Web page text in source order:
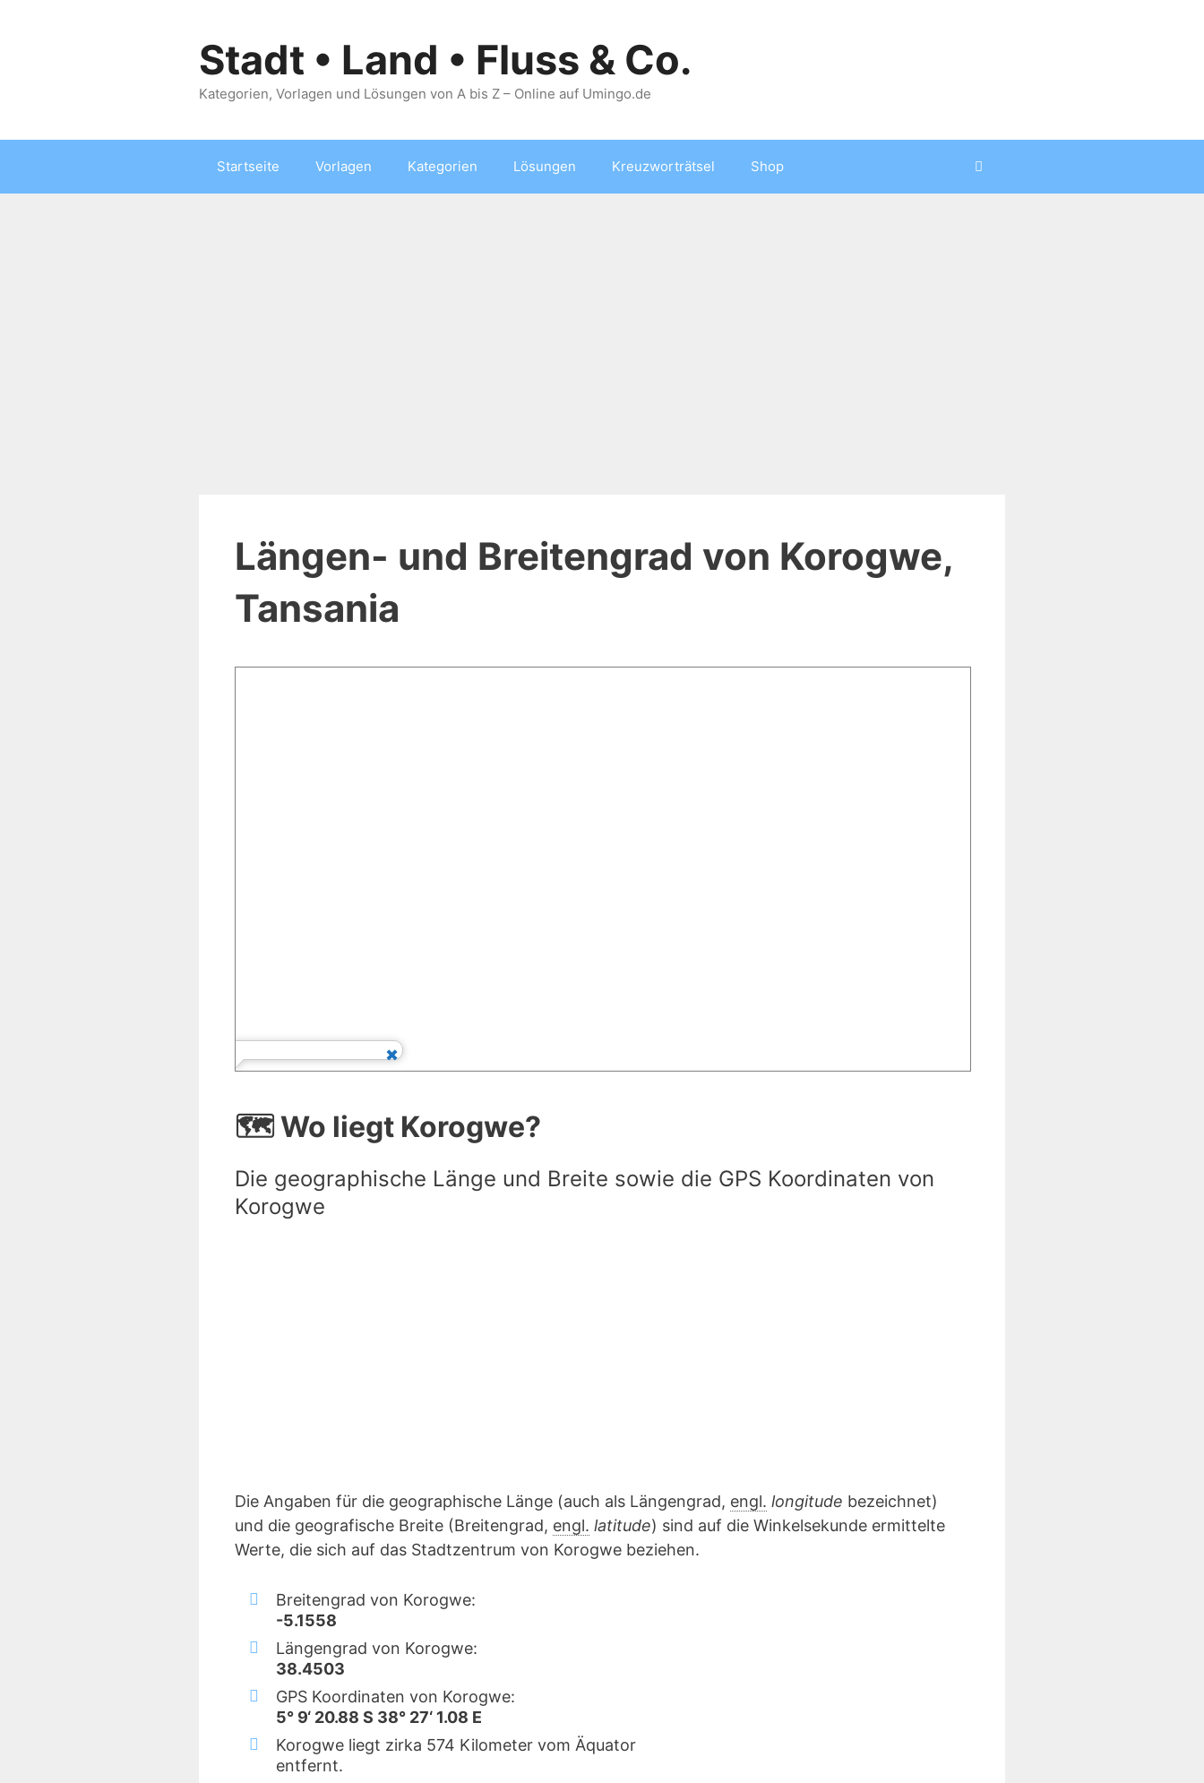
Stadt • Land • Fluss & Co.
Kategorien, Vorlagen und Lösungen von A bis Z – Online auf Umingo.de
Startseite Vorlagen Kategorien Lösungen Kreuzworträtsel Shop
Längen- und Breitengrad von Korogwe,
Tansania
🗺️ Wo liegt Korogwe?
Die geographische Länge und Breite sowie die GPS Koordinaten von
Korogwe
Die Angaben für die geographische Länge (auch als Längengrad, engl. longitude bezeichnet)
und die geografische Breite (Breitengrad, engl. latitude) sind auf die Winkelsekunde ermittelte
Werte, die sich auf das Stadtzentrum von Korogwe beziehen.
Breitengrad von Korogwe:
-5.1558
Längengrad von Korogwe:
38.4503
GPS Koordinaten von Korogwe:
5° 9‘ 20.88 S 38° 27‘ 1.08 E
Korogwe liegt zirka 574 Kilometer vom Äquator
entfernt.